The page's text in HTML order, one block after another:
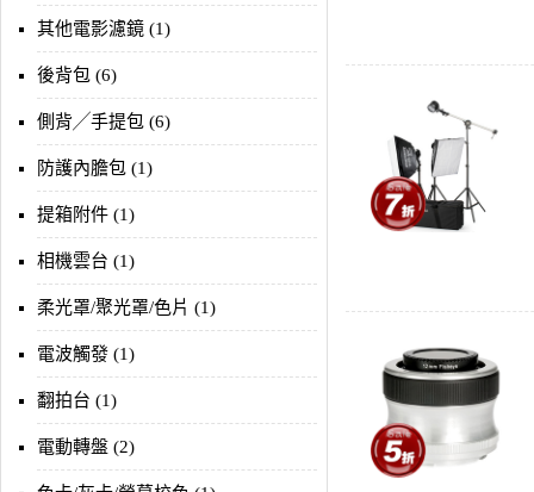
其他電影濾鏡 (1)
後背包 (6)
側背╱手提包 (6)
防護內膽包 (1)
提箱附件 (1)
相機雲台 (1)
柔光罩/聚光罩/色片 (1)
電波觸發 (1)
翻拍台 (1)
電動轉盤 (2)